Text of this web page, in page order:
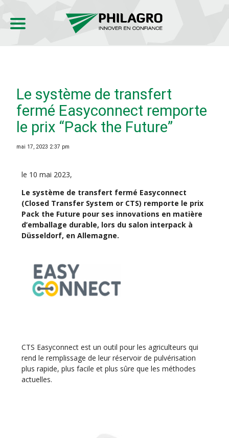
Le système de transfert
fermé Easyconnect remporte
le prix “Pack the Future”
mai 17, 2023 2:37 pm
le 10 mai 2023,
Le système de transfert fermé Easyconnect
(Closed Transfer System or CTS) remporte le prix
Pack the Future pour ses innovations en matière
d’emballage durable, lors du salon interpack à
Düsseldorf, en Allemagne.
CTS Easyconnect est un outil pour les agriculteurs qui
rend le remplissage de leur réservoir de pulvérisation
plus rapide, plus facile et plus sûre que les méthodes
actuelles.